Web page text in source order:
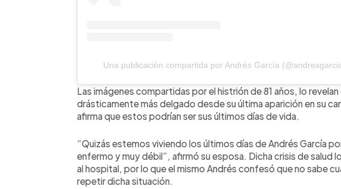
Una publicación compartida por Andrés García
Las imágenes compartidas por el histrión de 81 años, lo
drásticamente más delgado desde su última aparición en su
afirma que estos podrían ser sus últimos días de vida.
“Quizás estemos viviendo los últimos días de Andrés García
enfermo y muy débil”, afirmó su esposa. Dicha crisis de salud
al hospital, por lo que el mismo Andrés confesó que no sabe
repetir dicha situación.